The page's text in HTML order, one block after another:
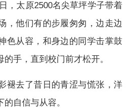
，太原2500名尖草坪学子带着
，他们有的步履匆匆，边走边
色从容，和身边的同学击掌鼓
手，直到校门前才松开。
去了昔日的青涩与慌张，洋
自信与从容。